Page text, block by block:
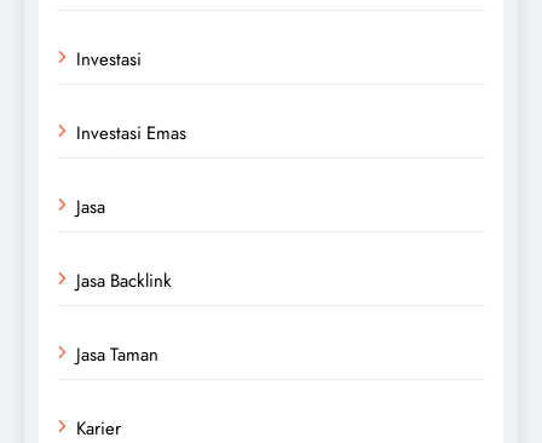
Investasi
Investasi Emas
Jasa
Jasa Backlink
Jasa Taman
Karier